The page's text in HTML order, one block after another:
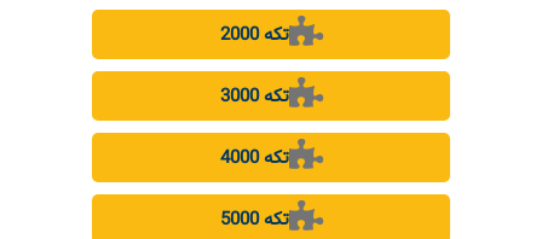
2000 تکه
3000 تکه
4000 تکه
5000 تکه